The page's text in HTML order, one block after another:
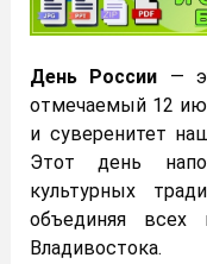
День России —
отмечаемый 12
и суверенитет
Этот день
культурных
объединяя всех
Владивостока.